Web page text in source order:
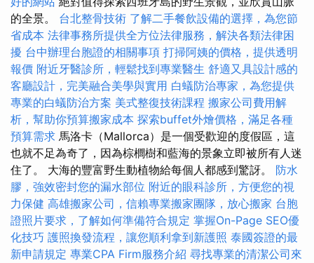
的全景。 台北整骨技術 了解二手餐飲設備的選擇，為您節
省成本 法律事務所提供全方位法律服務，解決各類法律困
擾 台中辦理台胞證的相關事項 打掃阿姨的價格，提供透明
報價 附近牙醫診所，輕鬆找到專業醫生 舒適又具設計感的
客廳設計，完美融合美學與實用 白蟻防治專家，為您提供
專業的白蟻防治方案 美式整復技術課程 搬家公司費用解
析，幫助你預算搬家成本 探索buffet外燴價格，滿足各種
預算需求 馬洛卡（Mallorca）是一個受歡迎的度假區，這
也就不足為奇了，因為棕櫚樹和藍海的景象立即被所有人迷
住了。 大海的豐富野生動植物給每個人都感到驚訝。 防水
膠，強效密封您的漏水部位 附近的眼科診所，方便您的視
力保健 高雄搬家公司，信賴專業搬家團隊，放心搬家 台胞
證照片要求，了解如何準備符合規定 掌握On-Page SEO優
化技巧 護照換發流程，讓您順利拿到新護照 泰國簽證的最
新申請規定 專業CPA Firm服務介紹 尋找專業的清潔公司來